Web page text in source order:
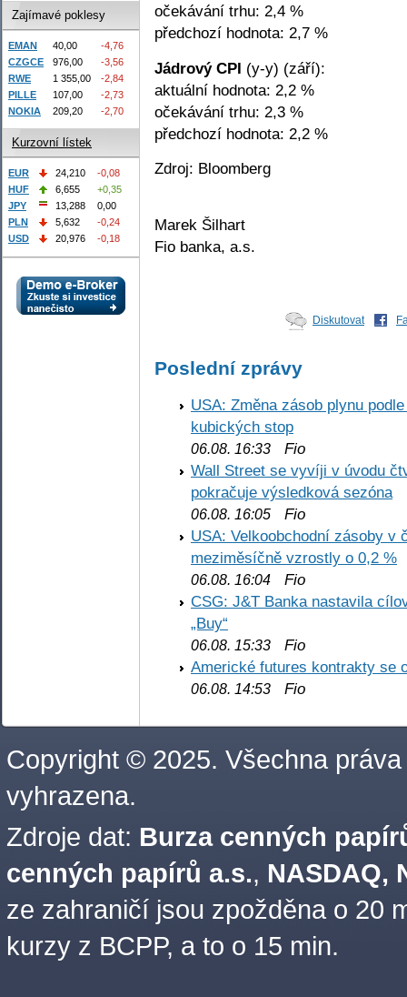
očekávání trhu: 2,4 %
předchozí hodnota: 2,7 %
Jádrový CPI (y-y) (září):
aktuální hodnota: 2,2 %
očekávání trhu: 2,3 %
předchozí hodnota: 2,2 %
Zdroj: Bloomberg
Marek Šilhart
Fio banka, a.s.
Diskutovat
Poslední zprávy
USA: Změna zásob plynu
kubických stop
06.08. 16:33 Fio
Wall Street se vyvíji v úvodu
pokračuje výsledková sezóna
06.08. 16:05 Fio
USA: Velkoobchodní zásoby v
meziměsíčně vzrostly o 0,2 %
06.08. 16:04 Fio
CSG: J&T Banka nastavila
„Buy“
06.08. 15:33 Fio
Americké futures kontrakty se
06.08. 14:53 Fio
Zajímavé poklesy
EMAN 40,00
-4,76
CZGCE
976,00
-3,56
RWE
1 355,00
-2,84
PILLE
107,00
-2,73
NOKIA
209,20 -2,70
Kurzovní lístek
EUR 24,210
-0,08
HUF
6,655
+0,35
JPY
13,288
0,00
PLN
5,632
-0,24
USD
20,976 -0,18
Copyright © 2025. Všechna práva
vyhrazena.
Zdroje dat: Burza cenných
cenných papírů a.s., NASDAQ,
ze zahraničí jsou zpožděna o 20
kurzy z BCPP, a to o 15 min.